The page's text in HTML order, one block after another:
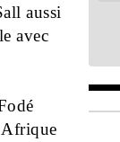
aussi
avec